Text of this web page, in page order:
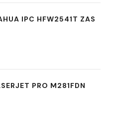
IPC HFW2541T ZAS
PRO M281FDN